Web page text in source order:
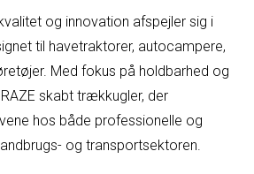
og innovation afspejler sig i
til havetraktorer, autocampere,
Med fokus på holdbarhed og
skabt trækkugler, der
hos både professionelle og
og transportsektoren.